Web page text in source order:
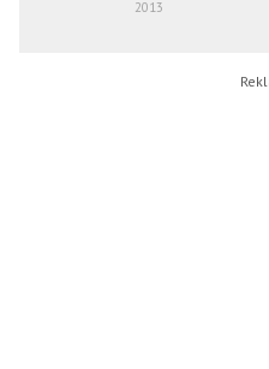
2013